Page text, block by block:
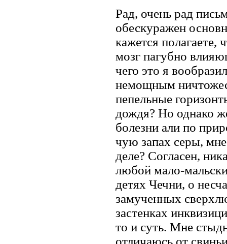
Рад, очень рад
обескуражен
кажется полагаете,
мозг пагубно
чего это я
немощным
пепельные
дождя? Но однако
болезни али по
чую запах серы,
деле? Согласен,
любой мало-
детях Чечни, о
замученных
застенках
то и суть. Мне
отличаюсь от